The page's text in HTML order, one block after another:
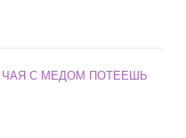
С МЕДОМ ПОТЕЕШЬ